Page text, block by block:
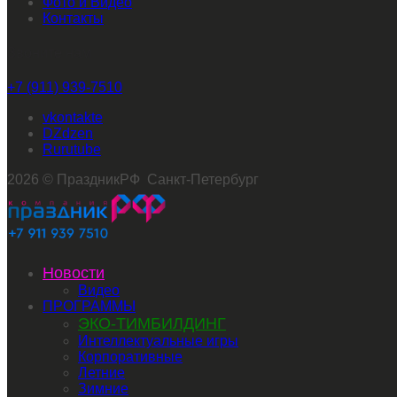
Контакты
+7 (911) 939-7510
vkontakte
dzen
rutube
2026 © ПраздникРФ Санкт-Петербург
Новости
Видео
ПРОГРАММЫ
ЭКО-ТИМБИЛДИНГ
Интеллектуальные игры
Корпоративные
Летние
Зимние